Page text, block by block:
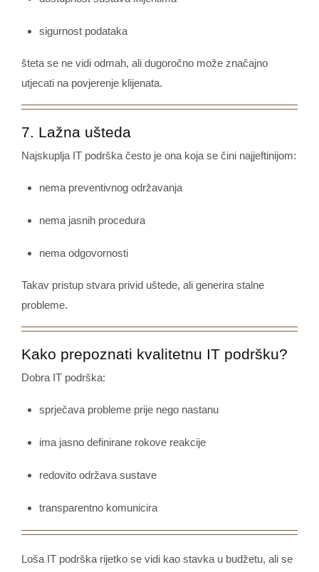
sigurnost podataka
šteta se ne vidi odmah, ali dugoročno može značajno
utjecati na povjerenje klijenata.
7. Lažna ušteda
Najskuplja IT podrška često je ona koja se čini najjeftinijom:
nema preventivnog održavanja
nema jasnih procedura
nema odgovornosti
Takav pristup stvara privid uštede, ali generira stalne
probleme.
Kako prepoznati kvalitetnu IT podršku?
Dobra IT podrška:
sprječava probleme prije nego nastanu
ima jasno definirane rokove reakcije
redovito održava sustave
transparentno komunicira
Loša IT podrška rijetko se vidi kao stavka u budžetu, ali se